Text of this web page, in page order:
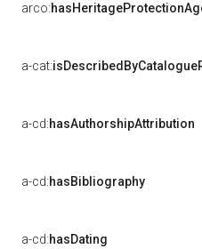
arco:
a-cat:
a-cd:hasAuthorshipAttribution
a-cd:hasBibliography
a-cd:hasDating